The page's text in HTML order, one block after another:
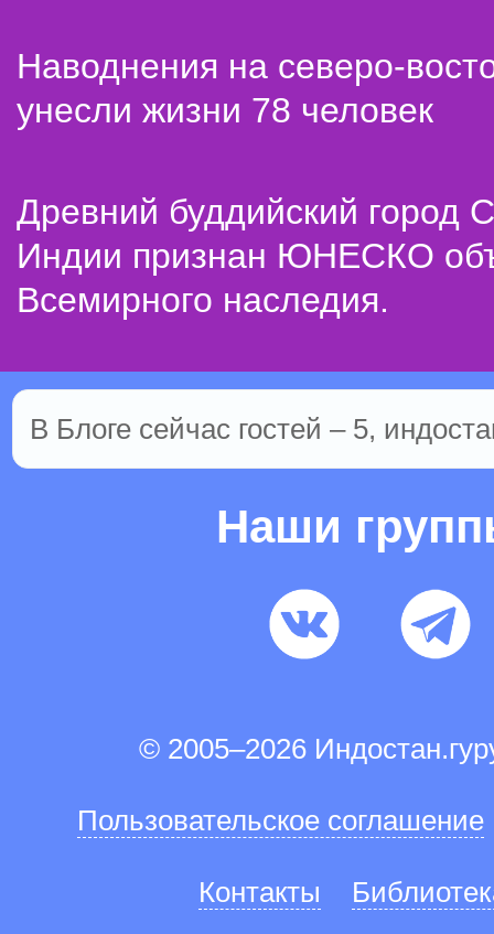
Наводнения на северо-
унесли жизни 78 человек
Древний буддийский город
Индии признан ЮНЕСКО
Всемирного наследия.
В Блоге сейчас гостей – 5,
Наши
© 2005–2026
Пользовательское соглашение
Контакты